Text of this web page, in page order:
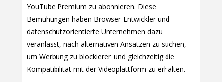
YouTube Premium zu abonnieren. Diese
Bemühungen haben Browser-Entwickler und
datenschutzorientierte Unternehmen dazu
veranlasst, nach alternativen Ansätzen zu suchen,
um Werbung zu blockieren und gleichzeitig die
Kompatibilität mit der Videoplattform zu erhalten.